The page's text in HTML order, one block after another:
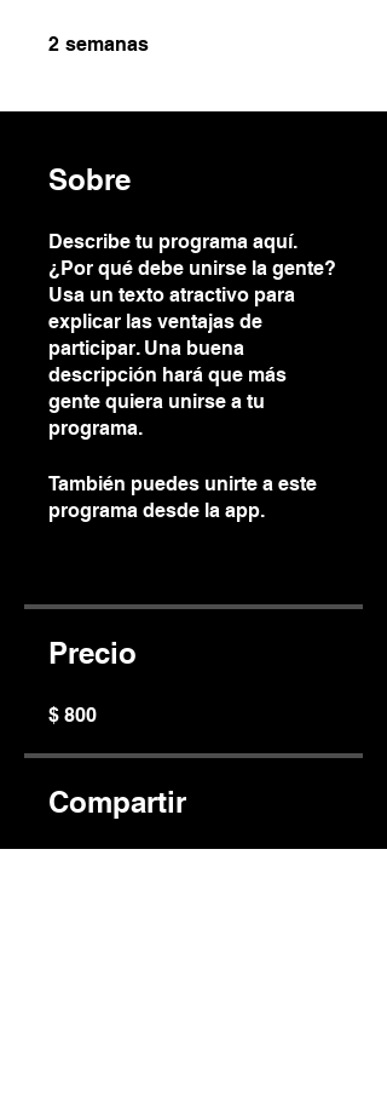
2 semanas
Sobre
Describe tu programa aquí.
¿Por qué debe unirse la gente?
Usa un texto atractivo para
explicar las ventajas de
participar. Una buena
descripción hará que más
gente quiera unirse a tu
programa.
También puedes unirte a este
programa desde la app.
Precio
$ 800
Compartir